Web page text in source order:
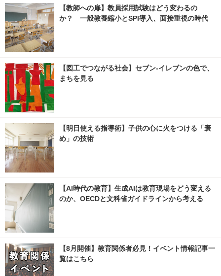
【教師への扉】教員採用試験はどう変わるの
か？ 一般教養縮小とSPI導入、面接重視の時代
【図工でつながる社会】セブン‐イレブンの色で、
まちを見る
【明日使える指導術】子供の心に火をつける「褒
め」の技術
【AI時代の教育】生成AIは教育現場をどう変える
のか、OECDと文科省ガイドラインから考える
【8月開催】教育関係者必見！イベント情報記事一
覧はこちら